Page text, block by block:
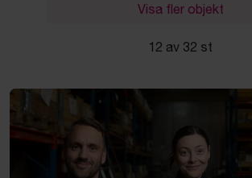
Visa fler objekt
12 av 32 st